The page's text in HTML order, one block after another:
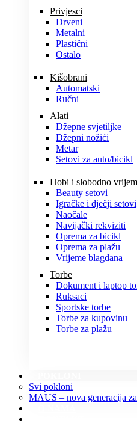
Privjesci
Drveni
Metalni
Plastični
Ostalo
Kišobrani
Automatski
Ručni
Alati
Džepne svjetiljke
Džepni nožići
Metar
Setovi za auto/bicikl
Hobi i slobodno
Beauty setovi
Igračke i dječji setovi
Naočale
Navijački rekviziti
Oprema za bicikl
Oprema za plažu
Vrijeme blagdana
Torbe
Dokument i laptop
Ruksaci
Sportske torbe
Torbe za kupovinu
Torbe za plažu
Svi pokloni
MAUS – nova generacija